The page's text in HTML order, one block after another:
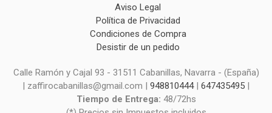
Aviso Legal
Política de Privacidad
Condiciones de Compra
Desistir de un pedido
Calle Ramón y Cajal 93 - 31511 Cabanillas, Navarra - (España)
| zaffirocabanillas@gmail.com | 948810444| 647435495 |
Tiempo de Entrega: 48/72hs